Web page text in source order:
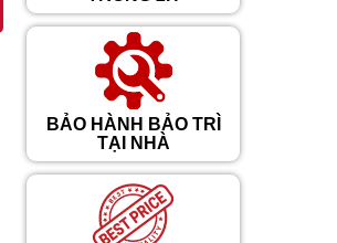
BẢO HÀNH BẢO TRÌ
TẠI NHÀ